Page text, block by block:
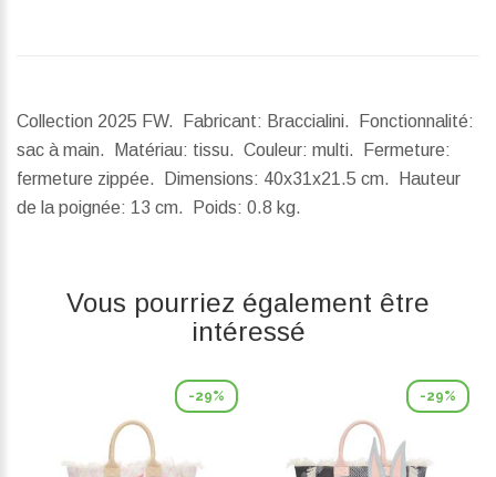
Collection 2025 FW. Fabricant: Braccialini. Fonctionnalité:
sac à main. Matériau: tissu. Couleur: multi. Fermeture:
fermeture zippée.
Dimensions: 40x31x21.5 cm.
Hauteur
de la poignée: 13 cm. Poids: 0.8 kg.
Vous pourriez également être
intéressé
-29% -29%